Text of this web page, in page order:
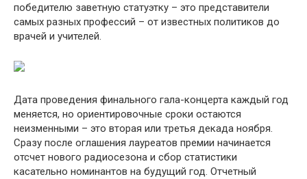
победителю заветную статуэтку – это представители
самых разных профессий – от известных политиков до
врачей и учителей.
Дата проведения финального гала-концерта каждый год
меняется, но ориентировочные сроки остаются
неизменными – это вторая или третья декада ноября.
Сразу после оглашения лауреатов премии начинается
отсчет нового радиосезона и сбор статистики
касательно номинантов на будущий год. Отчетный